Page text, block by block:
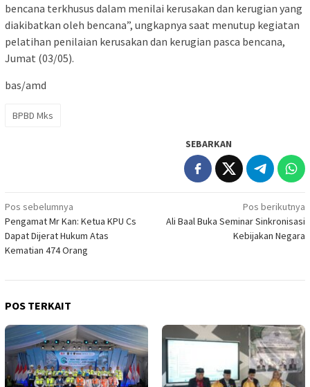
bencana terkhusus dalam menilai kerusakan dan kerugian yang
diakibatkan oleh bencana”, ungkapnya saat menutup kegiatan
pelatihan penilaian kerusakan dan kerugian pasca bencana,
Jumat (03/05).
bas/amd
BPBD Mks
SEBARKAN
Navigasi
pos
Pos sebelumnya
Pengamat Mr Kan: Ketua KPU Cs
Dapat Dijerat Hukum Atas
Kematian 474 Orang
Pos berikutnya
Ali Baal Buka Seminar Sinkronisasi
Kebijakan Negara
POS TERKAIT